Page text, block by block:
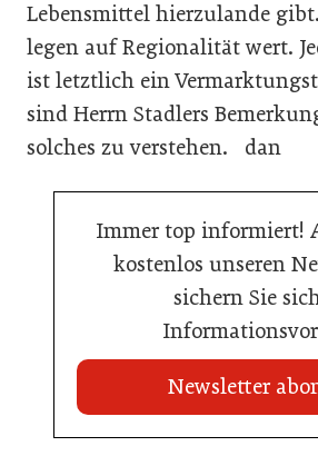
Lebensmittel hierzulande
legen auf Regionalität wert.
ist letztlich ein
sind Herrn Stadlers
solches zu verstehen. dan
Immer top informiert!
kostenlos unseren
sichern Sie
Newsletter